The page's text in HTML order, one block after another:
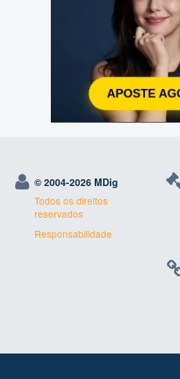
© 2004-2026 MDig
Todos os direitos
reservados
Responsabilidade